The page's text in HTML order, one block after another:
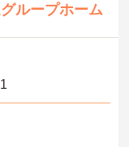
ループホーム